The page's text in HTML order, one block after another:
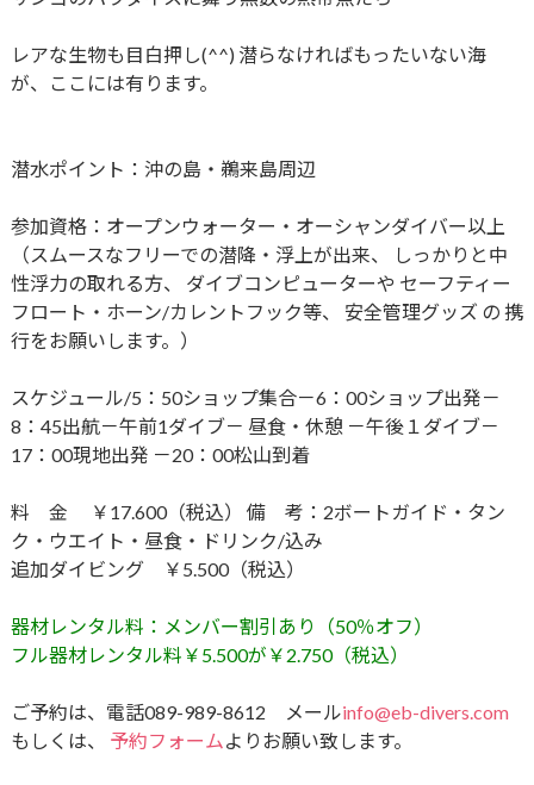
レアな生物も目白押し(^^) 潜らなければもったいない海
が、ここには有ります。
潜水ポイント：沖の島・鵜来島周辺
参加資格：オープンウォーター・オーシャンダイバー以上
（スムースなフリーでの潜降・浮上が出来、 しっかりと中
性浮力の取れる方、 ダイブコンピューターや セーフティー
フロート・ホーン/カレントフック等、 安全管理グッズ の 携
行をお願いします。）
スケジュール/5：50ショップ集合－6：00ショップ出発－
8：​45出航－午前1ダイブ－ 昼食・休憩 －午後１ダイブ－​
17：00現地出発 －20：00松山到着
料 金 ￥17.600（税込） 備 考：2ボートガイド・タン
ク・ウエイト・昼食・ドリンク​/込み
追加ダイビング ￥5.500（税込）
器材レンタル料：メンバー割引あり（50％オフ）
フル器材レンタル料￥5.500が￥2.750（税込）
ご予約は、電話089-989-8612 メールinfo@eb-divers.com
もしくは、 予約フォームよりお願い致します。